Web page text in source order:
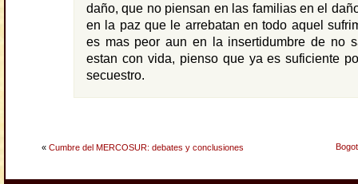
daño, que no piensan en las familias en el
en la paz que le arrebatan en todo aquel
es mas peor aun en la insertidumbre de no
estan con vida, pienso que ya es suficiente
secuestro.
« Cumbre del MERCOSUR: debates y conclusiones